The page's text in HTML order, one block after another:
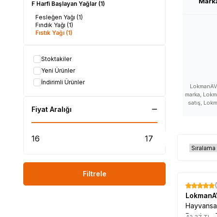
F Harfi Başlayan Yağlar (1)
Fesleğen Yağı (1)
Fındık Yağı (1)
Fıstık Yağı (1)
Stoktakiler
Yeni Ürünler
İndirimli Ürünler
Fiyat Aralığı
Filtrele
marka,
satış,
%60